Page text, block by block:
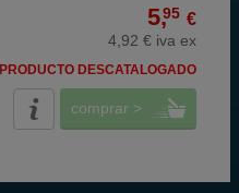
5,95 €
4,92 € iva ex
PRODUCTO DESCATALOGADO
comprar >